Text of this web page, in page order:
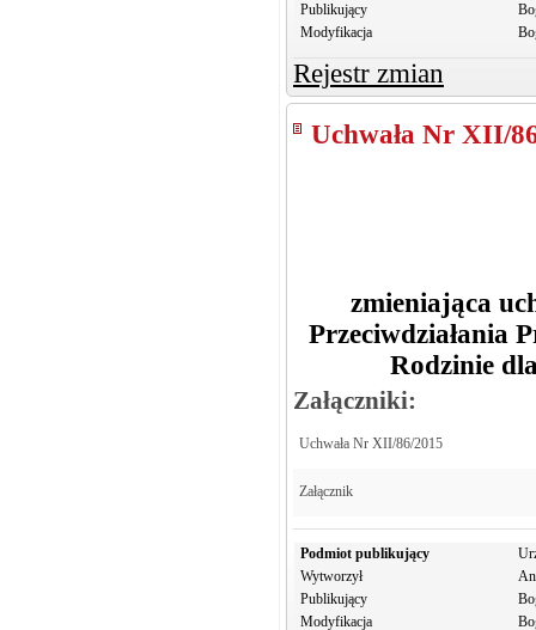
Publikujący
Modyfikacja
Rejestr zmian
Uchwała Nr XII/
zmieniająca
Przeciwdziałania
Rodzinie
Załączniki:
Uchwała Nr XII/86/2015
Załącznik
Podmiot publikujący
Wytworzył
Publikujący
Modyfikacja